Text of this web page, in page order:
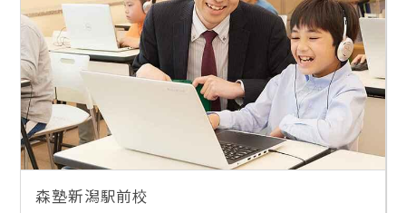
森塾新潟駅前校